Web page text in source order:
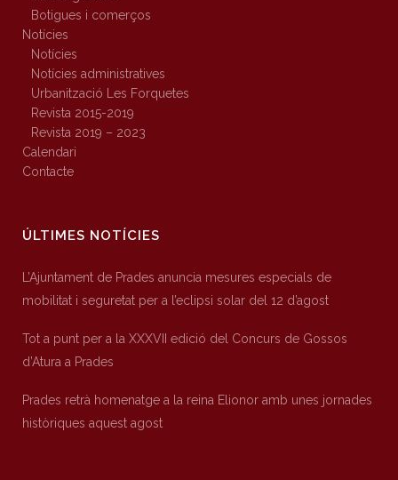
Botigues i comerços
Notícies
Notícies
Notícies administratives
Urbanització Les Forquetes
Revista 2015-2019
Revista 2019 – 2023
Calendari
Contacte
ÚLTIMES NOTÍCIES
L’Ajuntament de Prades anuncia mesures especials de
mobilitat i seguretat per a l’eclipsi solar del 12 d’agost
Tot a punt per a la XXXVII edició del Concurs de Gossos
d’Atura a Prades
Prades retrà homenatge a la reina Elionor amb unes jornades
històriques aquest agost